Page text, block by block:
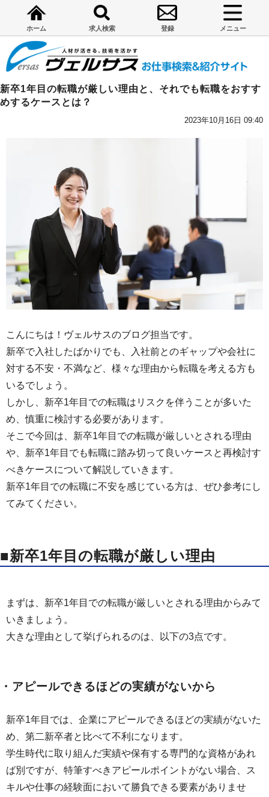
ホーム 求人検索 登録 メニュー
新卒1年目の転職が厳しい理由と、それでも転職をおすす
めするケースとは？
2023年10月16日 09:40
こんにちは！ヴェルサスのブログ担当です。
新卒で入社したばかりでも、入社前とのギャップや会社に
対する不安・不満など、様々な理由から転職を考える方も
いるでしょう。
しかし、新卒1年目での転職はリスクを伴うことが多いた
め、慎重に検討する必要があります。
そこで今回は、新卒1年目での転職が厳しいとされる理由
や、新卒1年目でも転職に踏み切って良いケースと再検討す
べきケースについて解説していきます。
新卒1年目での転職に不安を感じている方は、ぜひ参考にし
てみてください。
■新卒1年目の転職が厳しい理由
まずは、新卒1年目での転職が厳しいとされる理由からみて
いきましょう。
大きな理由として挙げられるのは、以下の3点です。
・アピールできるほどの実績がないから
新卒1年目では、企業にアピールできるほどの実績がないた
め、第二新卒者と比べて不利になります。
学生時代に取り組んだ実績や保有する専門的な資格があれ
ば別ですが、特筆すべきアピールポイントがない場合、ス
キルや仕事の経験面において勝負できる要素がありませ